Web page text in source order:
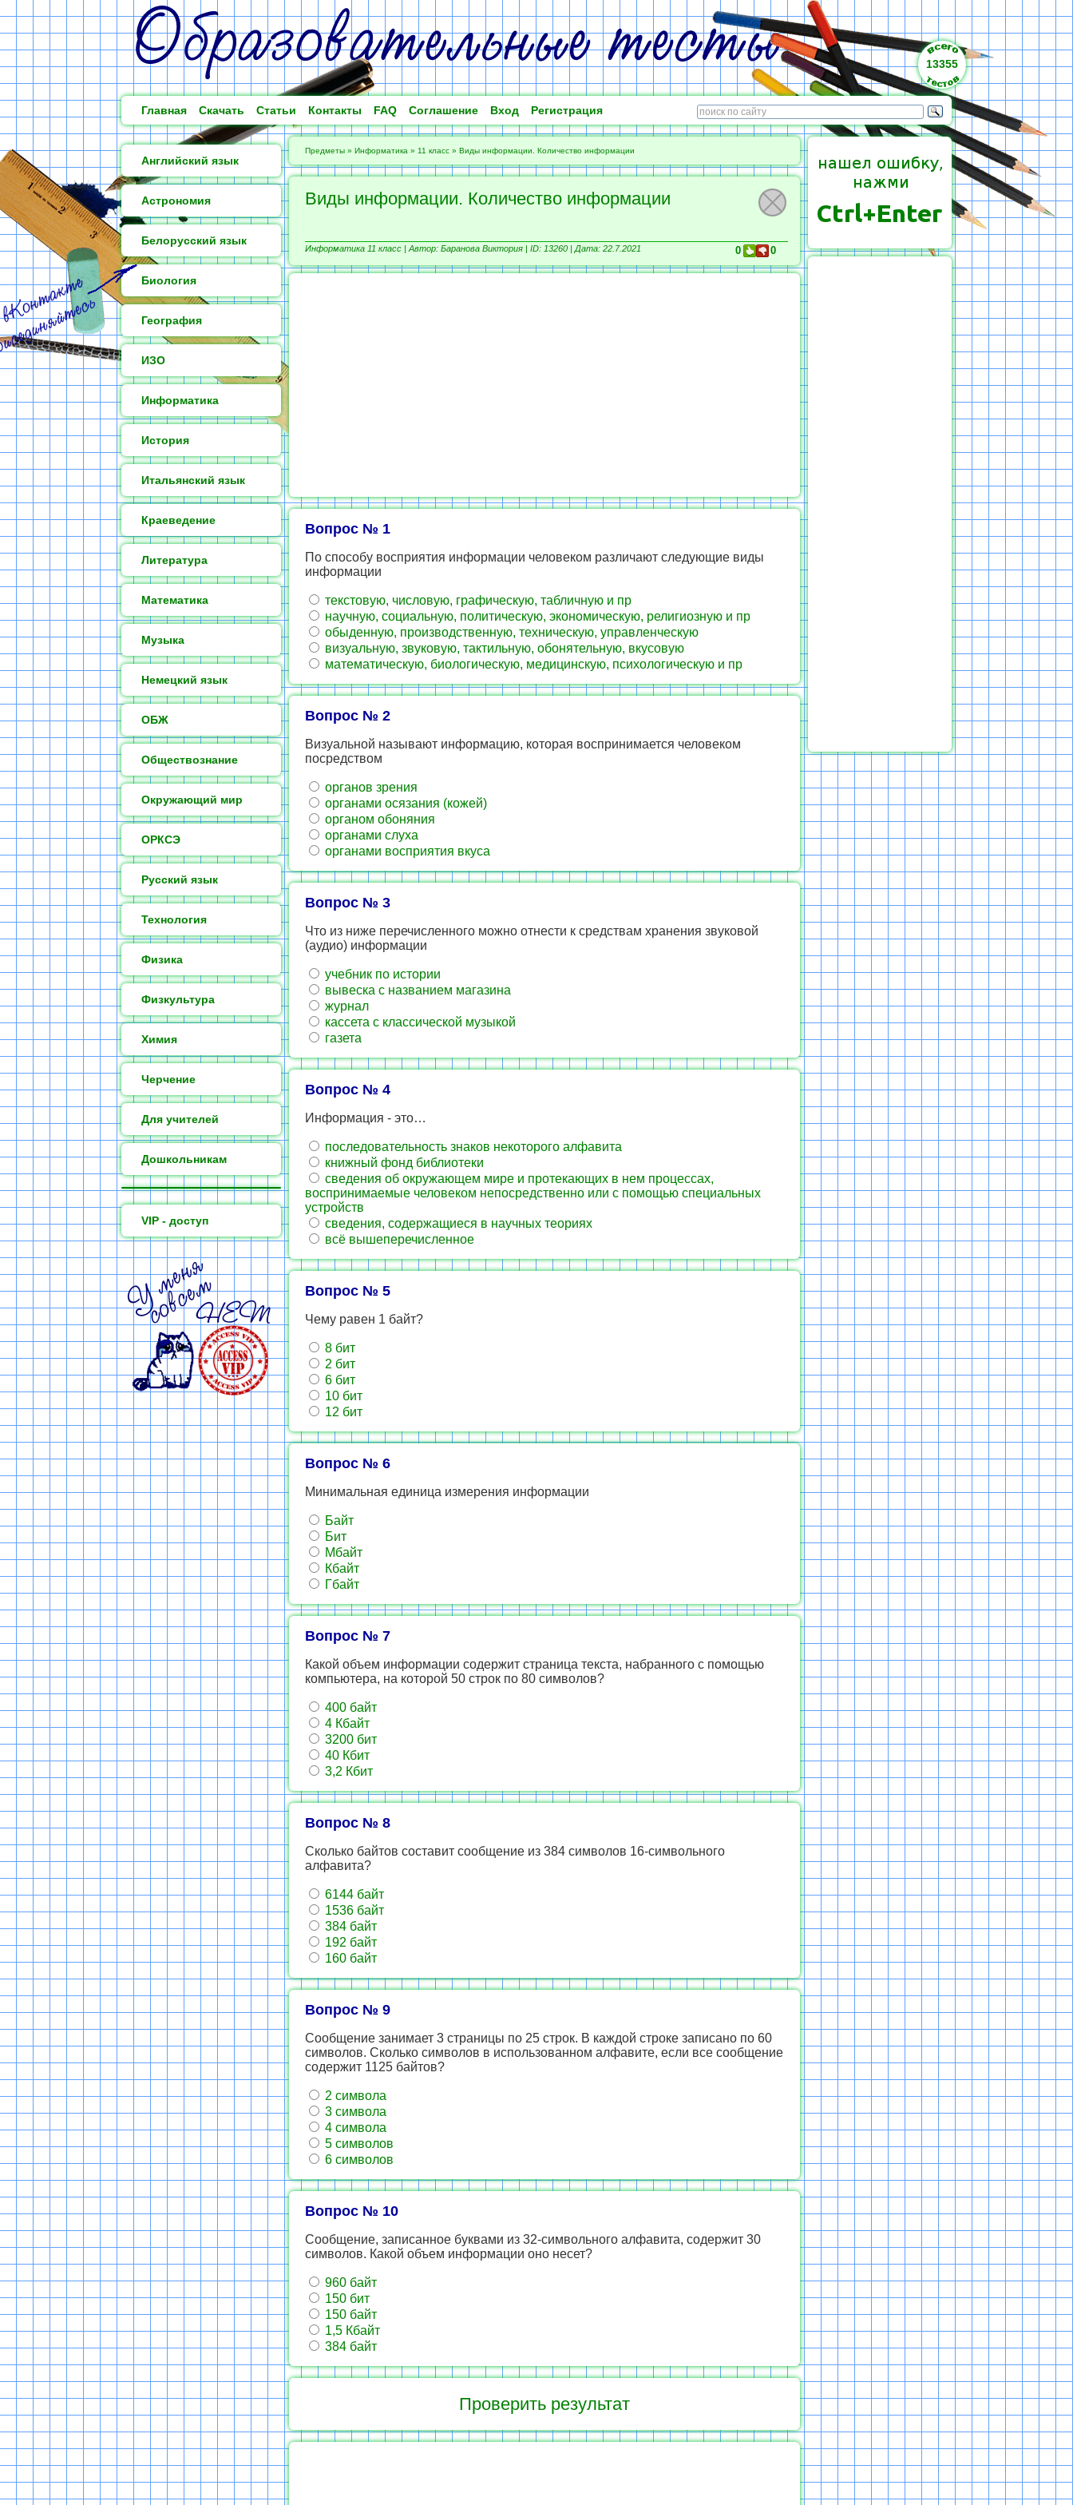
13355
Главная Скачать Статьи Контакты FAQ Соглашение Вход Регистрация
Английский язык
Астрономия
Белорусский язык
Биология
География
ИЗО
Информатика
История
Итальянский язык
Краеведение
Литература
Математика
Музыка
Немецкий язык
ОБЖ
Обществознание
Окружающий мир
ОРКСЭ
Русский язык
Технология
Физика
Физкультура
Химия
Черчение
Для учителей
Дошкольникам
VIP - доступ
Предметы » Информатика » 11 класс » Виды информации. Количество информации
Виды информации. Количество информации
Информатика 11 класс | Автор: Баранова Виктория | ID: 13260 | Дата: 22.7.2021 0 0
Вопрос № 1
По способу восприятия информации человеком различают следующие виды
информации
текстовую, числовую, графическую, табличную и пр
научную, социальную, политическую, экономическую, религиозную и пр
обыденную, производственную, техническую, управленческую
визуальную, звуковую, тактильную, обонятельную, вкусовую
математическую, биологическую, медицинскую, психологическую и пр
Вопрос № 2
Визуальной называют информацию, которая воспринимается человеком
посредством
органов зрения
органами осязания (кожей)
органом обоняния
органами слуха
органами восприятия вкуса
Вопрос № 3
Что из ниже перечисленного можно отнести к средствам хранения звуковой
(аудио) информации
учебник по истории
вывеска с названием магазина
журнал
кассета с классической музыкой
газета
Вопрос № 4
Информация - это…
последовательность знаков некоторого алфавита
книжный фонд библиотеки
сведения об окружающем мире и протекающих в нем процессах,
воспринимаемые человеком непосредственно или с помощью специальных
устройств
сведения, содержащиеся в научных теориях
всё вышеперечисленное
Вопрос № 5
Чему равен 1 байт?
8 бит
2 бит
6 бит
10 бит
12 бит
Вопрос № 6
Минимальная единица измерения информации
Байт
Бит
Мбайт
Кбайт
Гбайт
Вопрос № 7
Какой объем информации содержит страница текста, набранного с помощью
компьютера, на которой 50 строк по 80 символов?
400 байт
4 Кбайт
3200 бит
40 Кбит
3,2 Кбит
Вопрос № 8
Сколько байтов составит сообщение из 384 символов 16-символьного
алфавита?
6144 байт
1536 байт
384 байт
192 байт
160 байт
Вопрос № 9
Сообщение занимает 3 страницы по 25 строк. В каждой строке записано по 60
символов. Сколько символов в использованном алфавите, если все сообщение
содержит 1125 байтов?
2 символа
3 символа
4 символа
5 символов
6 символов
Вопрос № 10
Сообщение, записанное буквами из 32-символьного алфавита, содержит 30
символов. Какой объем информации оно несет?
960 байт
150 бит
150 байт
1,5 Кбайт
384 байт